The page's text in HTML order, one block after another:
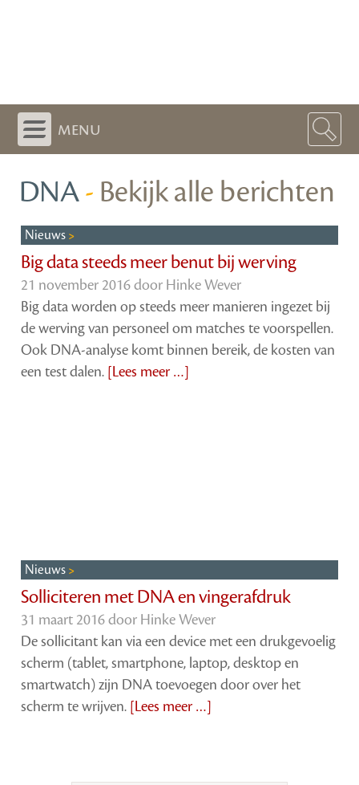
menu
DNA- Bekijk alle berichten
Nieuws
Big data steeds meer benut bij werving
21 november 2016 door Hinke Wever
Big data worden op steeds meer manieren ingezet bij
de werving van personeel om matches te voorspellen.
Ook DNA-analyse komt binnen bereik, de kosten van
een test dalen. [Lees meer …]
Nieuws
Solliciteren met DNA en vingerafdruk
31 maart 2016 door Hinke Wever
De sollicitant kan via een device met een drukgevoelig
scherm (tablet, smartphone, laptop, desktop en
smartwatch) zijn DNA toevoegen door over het
scherm te wrijven. [Lees meer …]